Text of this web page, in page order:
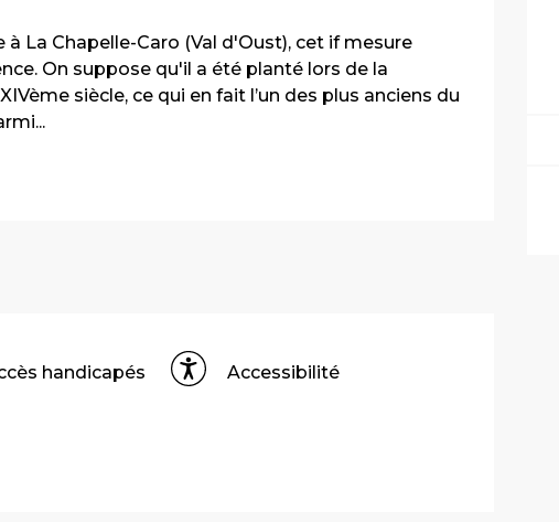
La Chapelle-Caro (Val d'Oust), cet if mesure
On suppose qu'il a été planté lors de la
siècle, ce qui en fait l’un des plus anciens du
handicapés Accessibilité